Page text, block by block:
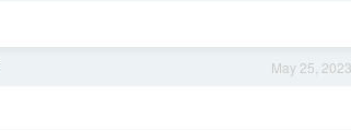
May 25, 2023